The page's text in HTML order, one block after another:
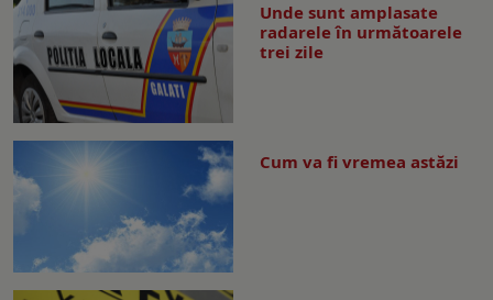
Unde sunt amplasate
radarele în următoarele
trei zile
Cum va fi vremea astăzi